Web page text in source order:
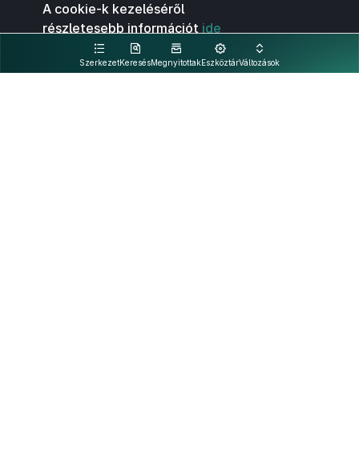
SzerkezetKeresésMegnyitottakEszköztárVáltozások
A cookie-k kezeléséről
részletesebb információt ide
kattintva olvashat.